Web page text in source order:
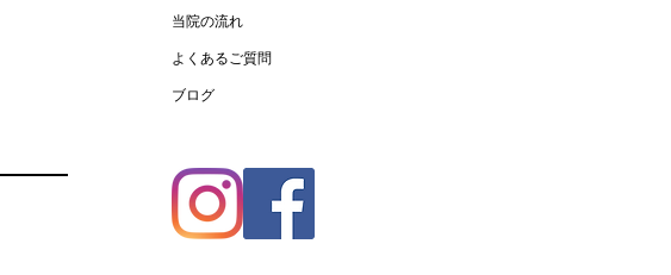
当院の流れ
よくあるご質問
ブログ